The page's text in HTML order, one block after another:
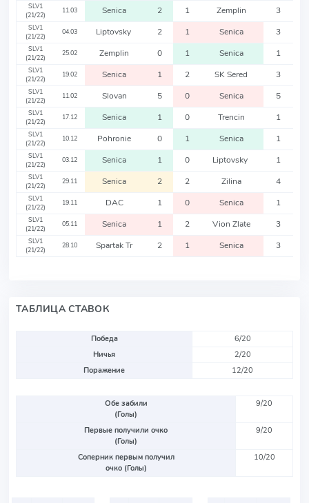
SLV1
(21/22)
11.03 Senica 2 1 Zemplin 3
SLV1
(21/22)
04.03 Liptovsky 2 1 Senica 3
SLV1
(21/22)
25.02 Zemplin 0 1 Senica 1
SLV1
(21/22)
19.02 Senica 1 2 SK Sered 3
SLV1
(21/22)
11.02 Slovan 5 0 Senica 5
SLV1
(21/22)
17.12 Senica 1 0 Trencin 1
SLV1
(21/22)
10.12 Pohronie 0 1 Senica 1
SLV1
(21/22)
03.12 Senica 1 0 Liptovsky 1
SLV1
(21/22)
29.11 Senica 2 2 Zilina 4
SLV1
(21/22)
19.11 DAC 1 0 Senica 1
SLV1
(21/22)
05.11 Senica 1 2 Vion Zlate 3
SLV1
(21/22)
28.10 Spartak Tr 2 1 Senica 3
ТАБЛИЦА СТАВОК
Победа
6/20
Ничья
2/20
Поражение
12/20
Обе забили
(Голы)
9/20
Первые получили очко
(Голы)
9/20
Соперник первым получил
очко (Голы)
10/20